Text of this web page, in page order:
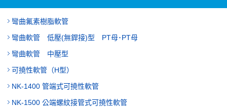
彎曲氟素樹脂軟管
彎曲軟管 低壓(無銲接)型 PT母･PT母
彎曲軟管 中壓型
可撓性軟管（H型）
NK-1400 管端式可撓性軟管
NK-1500 公端螺紋接管式可撓性軟管